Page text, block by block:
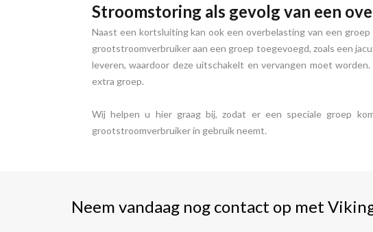
Stroomstoring als gevolg van een
Naast een kortsluiting kan ook een overbelasting van een
grootstroomverbruiker aan een groep toegevoegd, zoals een
leveren, waardoor deze uitschakelt en vervangen moet
extra groep.
Wij helpen u hier graag bij, zodat er een speciale groep
grootstroomverbruiker in gebruik neemt.
Neem vandaag nog contact op met